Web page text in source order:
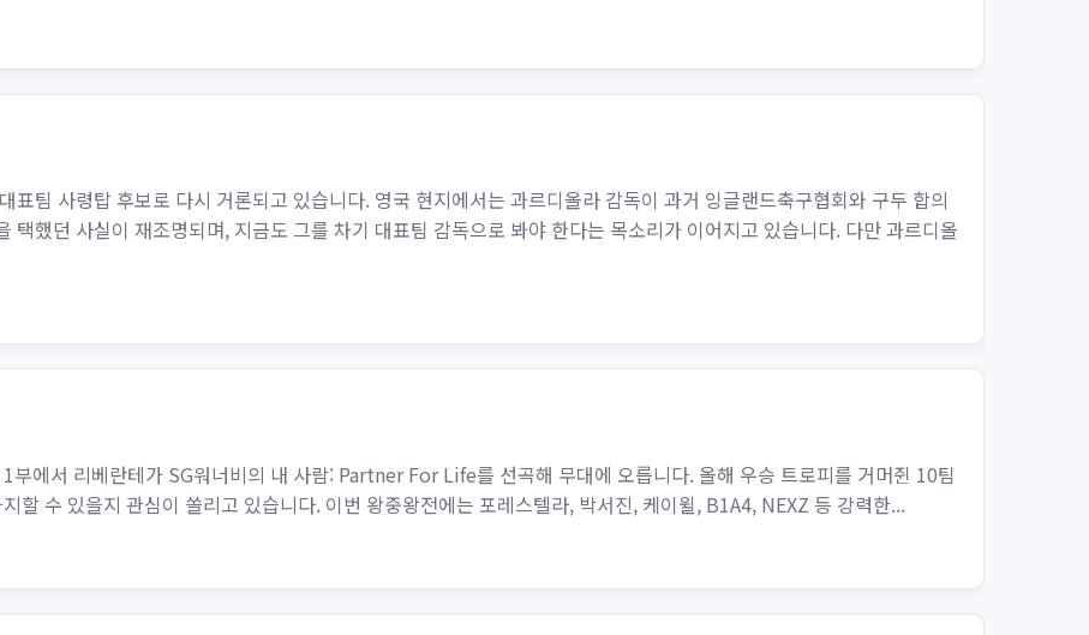
표팀 사령탑 후보로 다시 거론되고 있습니다. 영국 현지에서는 과르디올라 감독이 과거 잉글랜드축구협회와 구두 합의
택했던 사실이 재조명되며, 지금도 그를 차기 대표팀 감독으로 봐야 한다는 목소리가 이어지고 있습니다. 다만 과르디올
에서 리베란테가 SG워너비의 내 사람: Partner For Life를 선곡해 무대에 오릅니다. 올해 우승 트로피를 거머쥔 10팀
할 수 있을지 관심이 쏠리고 있습니다. 이번 왕중왕전에는 포레스텔라, 박서진, 케이윌, B1A4, NEXZ 등 강력한...